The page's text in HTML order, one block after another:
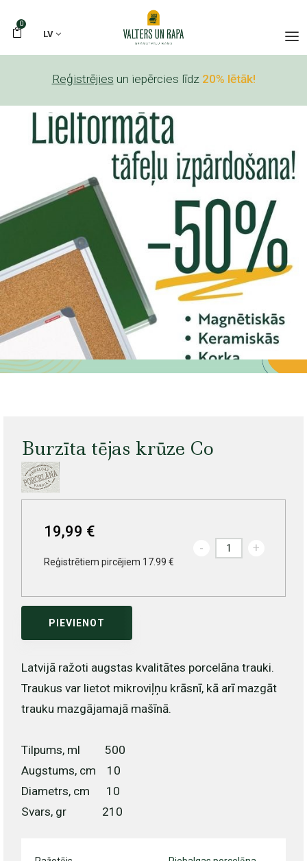
0
LV
Reģistrējies un iepērcies līdz 20% lētāk!
Burzīta tējas krūze Co
19,99 €
Reģistrētiem pircējiem 17.99 €
- +
PIEVIENOT
Latvijā ražoti augstas kvalitātes porcelāna trauki.
Traukus var lietot mikroviļņu krāsnī, kā arī mazgāt
trauku mazgājamajā mašīnā.
Tilpums, ml 500
Augstums, cm 10
Diametrs, cm 10
Svars, gr 210